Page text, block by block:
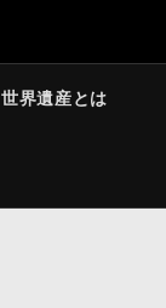
世界遺産とは